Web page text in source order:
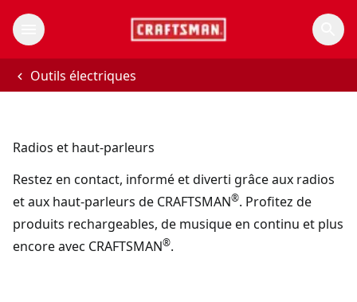
Outils électriques
Radios et haut-parleurs
Restez en contact, informé et diverti grâce aux radios
et aux haut-parleurs de CRAFTSMAN®. Profitez de
produits rechargeables, de musique en continu et plus
encore avec CRAFTSMAN®.